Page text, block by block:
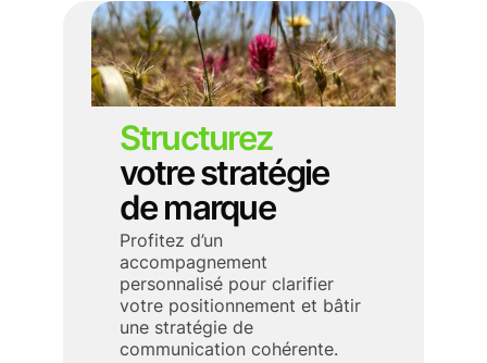
Structurez
votre stratégie
de marque
Profitez d’un
accompagnement
personnalisé pour clarifier
votre positionnement et bâtir
une stratégie de
communication cohérente.